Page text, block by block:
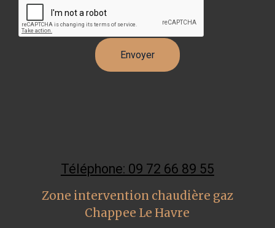
Téléphone: 09 72 66 89 55
Zone intervention chaudière gaz
Chappee Le Havre